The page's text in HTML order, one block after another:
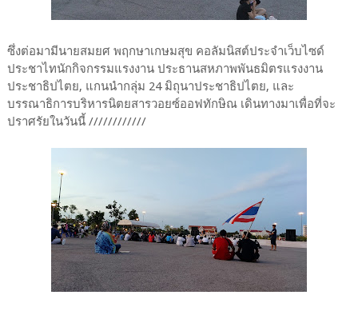
ซึ่งต่อมามีนายสมยศ พฤกษาเกษมสุข คอลัมนิสต์ประจำเว็บไซด์
ประชาไทนักกิจกรรมแรงงาน ประธานสหภาพพันธมิตรแรงงาน
ประชาธิปไตย, แกนนำกลุ่ม 24 มิถุนาประชาธิปไตย, และ
บรรณาธิการบริหารนิตยสารวอยซ์ออฟทักษิณ เดินทางมาเพื่อที่จะ
ปราศรัยในวันนี้ ////////////